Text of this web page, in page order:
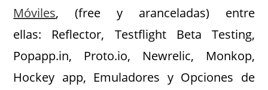
Móviles, (free y aranceladas) entre
ellas: Reflector, Testflight Beta Testing,
Popapp.in, Proto.io, Newrelic, Monkop,
Hockey app, Emuladores y Opciones de